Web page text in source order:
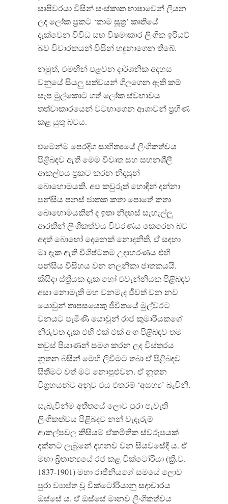
සෘෂිවරයා විසින් සංස්කෘත භාෂාවෙන් ලියන
ලද ලෝක ප්‍රකට ‘කාම සූත්‍ර’ කෘතියේ
දැක්වෙන විවිධ සහ විෂමාකාර ලිංගික ඉරියව්
බව විචාරකයන් විසින් හඳුනාගෙන තිබේ.
නමුත්, එමඟින් පළවන දාර්ශනික අදහස
වනුයේ සියලු සත්වයන් ගිලගෙන ඇති කම්
සැප මුල්කොට ගත් ලෝක ස්වභාවය
තත්වාකාරයෙන් වටහාගෙන ආශාවන් ප්‍රහීණ
කළ යුතු බවය.
එමෙන්ම පෙරදිග සාහිත්‍යයේ ලිංගිකත්වය
පිළිබඳව ඇති මෙම විවෘත සහ සහනශීලී
ආකල්පය ප්‍රකට කරන නිදසුන්
බොහොමයකි. අප කවුරුත් හොඳින් දන්නා
පන්සිය පනස් ජාතක කතා ‍පොතේ කතා
බොහොමයකින් ද ඉතා නිදහස් සැහැල්ලු
ආරකින් ලිංගිකත්වය විවරණය කෙරෙන බව
අදත් බොහෝ දෙනෙක් නොදනිති. ඒ සඳහා
මා දැක ඇති විශිෂ්ටතම උදාහරණය එහි
පන්සිය විසිහය වන නලනිකා ජාතකයයි.
කිසිදා ස්ත්‍රියක දැක හෝ එවැන්නියක පිළිබඳව
අසා නොමැති මහ වනමැද ජීවත් වන නව
යොවුන් තාපසයෙකු ජීවිතයේ මුල්වරට
වනයට පැමිණි යොවුන් රාජ කුමාරියකගේ
නිරුවත දැක එහි එක් එක් අංග පිළිබඳව තම
තවුස් පියාණන් සමග කරන ලද විස්තරය
නූතන බසින් මෙහි ලිවීමට තබා ඒ පිළිබඳව
සිතීමට වත් මට නොපුළුවන. ඒ නූතන
විග්‍රහයන්ට අනුව එය එතරම් ‘අසභ්‍ය’ බැවිනි.
සැබැවින්ම අතීතයේ ලොව පුරා පැවැති
ලිංගිකත්වය පිළිබඳව නන් වැදෑරුම්
ආකල්පවල කිසියම් ඒකමිතික ස්වරූපයක්
දක්නට ලැබූනේ දහනව වන සියවසේදී ය. ඒ
මහා බ්‍රිතාන්‍යයේ රජ කළ වික්ටෝරියා (ක්‍රි.ව.
1837-1901) මහා රාජිනියගේ සමයේ ලොව
පුරා ව්‍යාප්ත වූ වික්ටෝරියානු සදාචාරය
ඔස්සේ ය. ඒ ඔස්සේ මානව ලිංගිකත්වය